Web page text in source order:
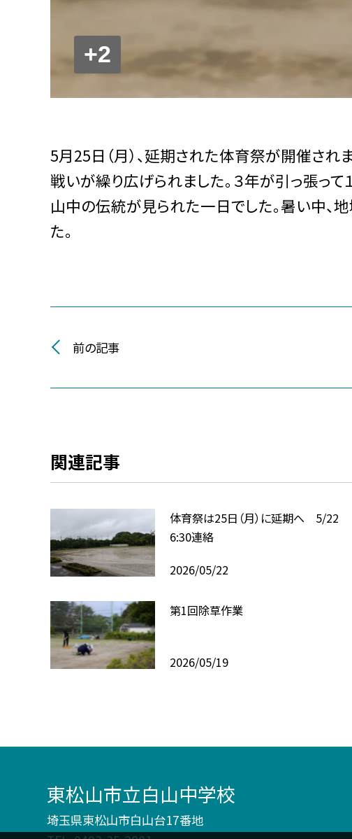
+2
5月25日（月）、延期された体育祭が開催され
戦いが繰り広げられました。３年が引っ張って
山中の伝統が見られた一日でした。暑い中、
た。
前の記事
関連記事
体育祭は25日（月）に延期へ 5/22
6:30連絡
2026/05/22
第1回除草作業
2026/05/19
東松山市立白山中学校
埼玉県東松山市白山台17番地